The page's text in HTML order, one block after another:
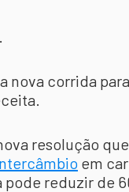
.
nova corrida
resolução
em
reduzir de